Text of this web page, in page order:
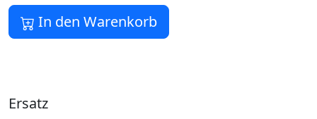
In den Warenkorb
Ersatz